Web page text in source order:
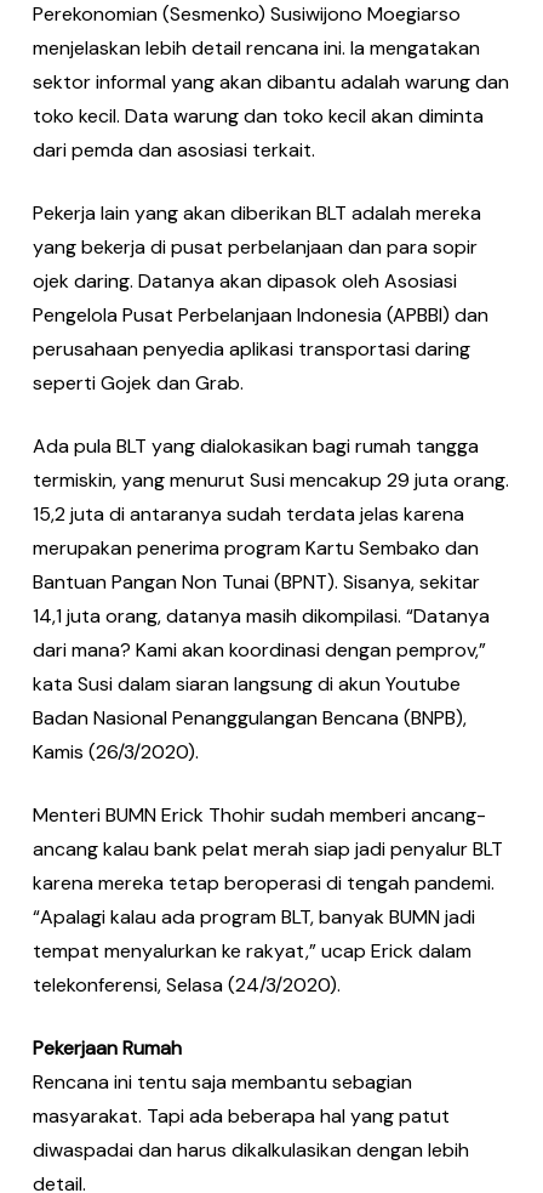
Perekonomian (Sesmenko) Susiwijono Moegiarso
menjelaskan lebih detail rencana ini. Ia mengatakan
sektor informal yang akan dibantu adalah warung dan
toko kecil. Data warung dan toko kecil akan diminta
dari pemda dan asosiasi terkait.
Pekerja lain yang akan diberikan BLT adalah mereka
yang bekerja di pusat perbelanjaan dan para sopir
ojek daring. Datanya akan dipasok oleh Asosiasi
Pengelola Pusat Perbelanjaan Indonesia (APBBI) dan
perusahaan penyedia aplikasi transportasi daring
seperti Gojek dan Grab.
Ada pula BLT yang dialokasikan bagi rumah tangga
termiskin, yang menurut Susi mencakup 29 juta orang.
15,2 juta di antaranya sudah terdata jelas karena
merupakan penerima program Kartu Sembako dan
Bantuan Pangan Non Tunai (BPNT). Sisanya, sekitar
14,1 juta orang, datanya masih dikompilasi. “Datanya
dari mana? Kami akan koordinasi dengan pemprov,”
kata Susi dalam siaran langsung di akun Youtube
Badan Nasional Penanggulangan Bencana (BNPB),
Kamis (26/3/2020).
Menteri BUMN Erick Thohir sudah memberi ancang-
ancang kalau bank pelat merah siap jadi penyalur BLT
karena mereka tetap beroperasi di tengah pandemi.
“Apalagi kalau ada program BLT, banyak BUMN jadi
tempat menyalurkan ke rakyat,” ucap Erick dalam
telekonferensi, Selasa (24/3/2020).
Pekerjaan Rumah
Rencana ini tentu saja membantu sebagian
masyarakat. Tapi ada beberapa hal yang patut
diwaspadai dan harus dikalkulasikan dengan lebih
detail.